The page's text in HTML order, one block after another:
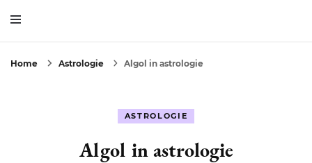
Home Astrologie Algol in astrologie
ASTROLOGIE
Algol in astrologie